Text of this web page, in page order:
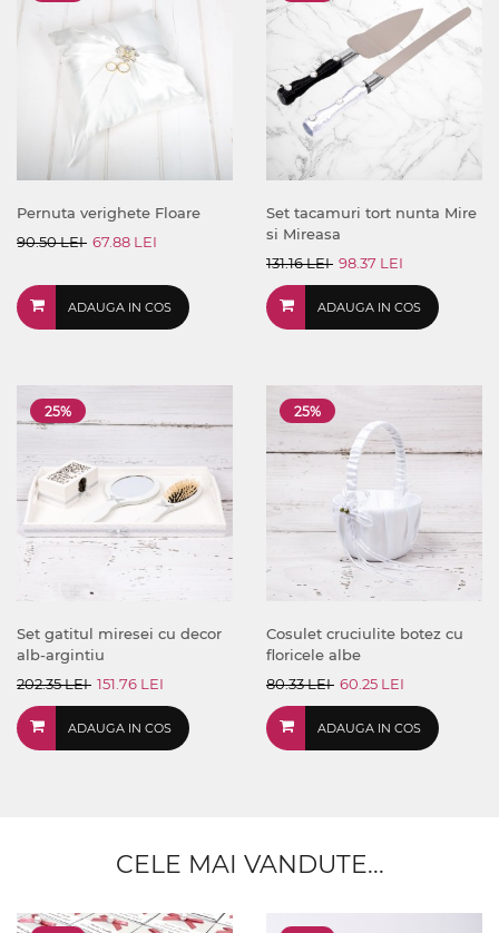
Pernuta verighete Floare
90.50 LEI 67.88 LEI
ADAUGA IN COS
Set tacamuri tort nunta Mire
si Mireasa
131.16 LEI 98.37 LEI
ADAUGA IN COS
25%
Set gatitul miresei cu decor
alb-argintiu
202.35 LEI 151.76 LEI
ADAUGA IN COS
25%
Cosulet cruciulite botez cu
floricele albe
80.33 LEI 60.25 LEI
ADAUGA IN COS
CELE MAI VANDUTE...